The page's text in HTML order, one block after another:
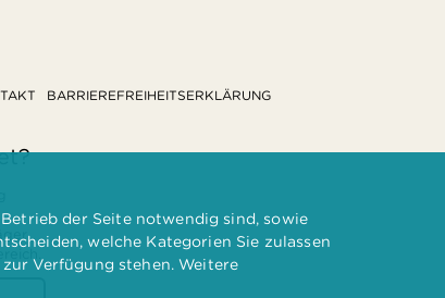
BARRIEREFREIHEITSERKLÄRUNG
der Seite notwendig sind, sowie
welche Kategorien Sie zulassen
Verfügung stehen. Weitere